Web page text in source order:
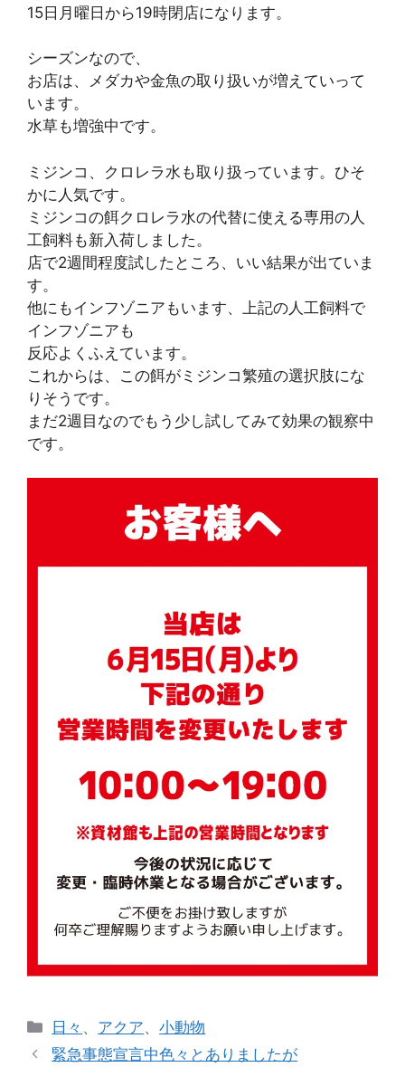
15日月曜日から19時閉店になります。
シーズンなので、
お店は、メダカや金魚の取り扱いが増えていって
います。
水草も増強中です。
ミジンコ、クロレラ水も取り扱っています。ひそ
かに人気です。
ミジンコの餌クロレラ水の代替に使える専用の人
工飼料も新入荷しました。
店で2週間程度試したところ、いい結果が出ていま
す。
他にもインフゾニアもいます、上記の人工飼料で
インフゾニアも
反応よくふえています。
これからは、この餌がミジンコ繁殖の選択肢にな
りそうです。
まだ2週目なのでもう少し試してみて効果の観察中
です。
カ
テ
日々 、 アクア、小動物
緊急事態宣言中色々とありましたが